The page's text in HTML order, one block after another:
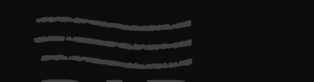
leggi laCookie Policye laPrivacy Policy
Puoi sempre modificare le tue preferenze già espresse
cliccando su "MODIFICA CONSENSO” e “REVOCA